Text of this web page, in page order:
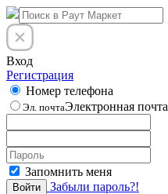
Вход
Регистрация
Номер телефона
Эл. почтаЭлектронная почта
Запомнить меня
Войти Забыли пароль?!